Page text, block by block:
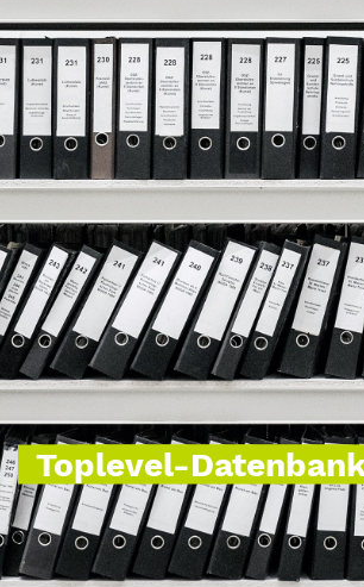
Toplevel-